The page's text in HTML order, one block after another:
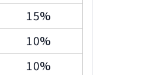
15%
10%
10%